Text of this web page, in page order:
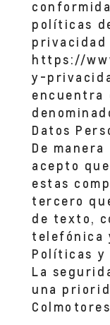
políticas
privacidad
https://
y-
encuentra
Datos
De
acepto
estas
tercero
de texto,
telefónica
Políticas y
La
una